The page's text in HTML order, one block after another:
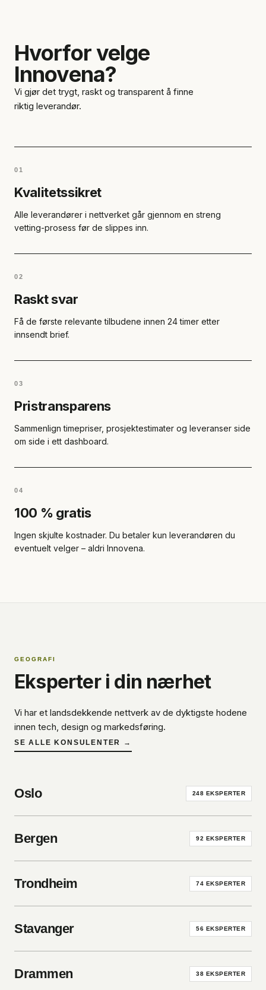
Hvorfor velge
Innovena?
Vi gjør det trygt, raskt og transparent å finne
riktig leverandør.
01
Kvalitetssikret
Alle leverandører i nettverket går gjennom en streng
vetting-prosess før de slippes inn.
02
Raskt svar
Få de første relevante tilbudene innen 24 timer etter
innsendt brief.
03
Pristransparens
Sammenlign timepriser, prosjektestimater og leveranser side
om side i ett dashboard.
04
100 % gratis
Ingen skjulte kostnader. Du betaler kun leverandøren du
eventuelt velger – aldri Innovena.
GEOGRAFI
Eksperter i din nærhet
Vi har et landsdekkende nettverk av de dyktigste hodene
innen tech, design og markedsføring.
SE ALLE KONSULENTER →
Oslo 248 EKSPERTER
Bergen 92 EKSPERTER
Trondheim 74 EKSPERTER
Stavanger 56 EKSPERTER
Drammen 38 EKSPERTER